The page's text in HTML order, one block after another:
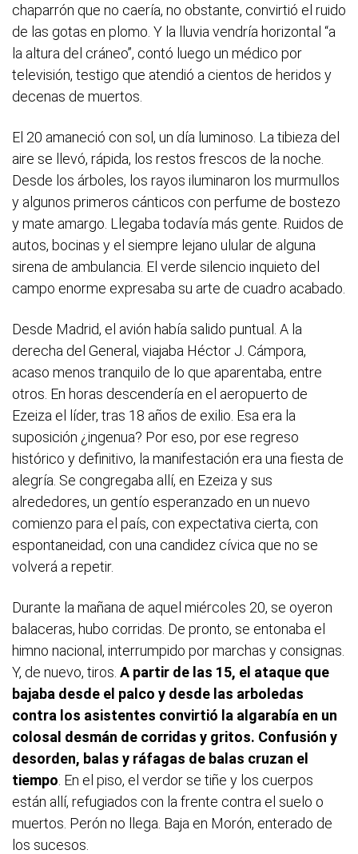
chaparrón que no caería, no obstante, convirtió el ruido
de las gotas en plomo. Y la lluvia vendría horizontal “a
la altura del cráneo”, contó luego un médico por
televisión, testigo que atendió a cientos de heridos y
decenas de muertos.
El 20 amaneció con sol, un día luminoso. La tibieza del
aire se llevó, rápida, los restos frescos de la noche.
Desde los árboles, los rayos iluminaron los murmullos
y algunos primeros cánticos con perfume de bostezo
y mate amargo. Llegaba todavía más gente. Ruidos de
autos, bocinas y el siempre lejano ulular de alguna
sirena de ambulancia. El verde silencio inquieto del
campo enorme expresaba su arte de cuadro acabado.
Desde Madrid, el avión había salido puntual. A la
derecha del General, viajaba Héctor J. Cámpora,
acaso menos tranquilo de lo que aparentaba, entre
otros. En horas descendería en el aeropuerto de
Ezeiza el líder, tras 18 años de exilio. Esa era la
suposición ¿ingenua? Por eso, por ese regreso
histórico y definitivo, la manifestación era una fiesta de
alegría. Se congregaba allí, en Ezeiza y sus
alrededores, un gentío esperanzado en un nuevo
comienzo para el país, con expectativa cierta, con
espontaneidad, con una candidez cívica que no se
volverá a repetir.
Durante la mañana de aquel miércoles 20, se oyeron
balaceras, hubo corridas. De pronto, se entonaba el
himno nacional, interrumpido por marchas y consignas.
Y, de nuevo, tiros. A partir de las 15, el ataque que
bajaba desde el palco y desde las arboledas
contra los asistentes convirtió la algarabía en un
colosal desmán de corridas y gritos. Confusión y
desorden, balas y ráfagas de balas cruzan el
tiempo . En el piso, el verdor se tiñe y los cuerpos
están allí, refugiados con la frente contra el suelo o
muertos. Perón no llega. Baja en Morón, enterado de
los sucesos.